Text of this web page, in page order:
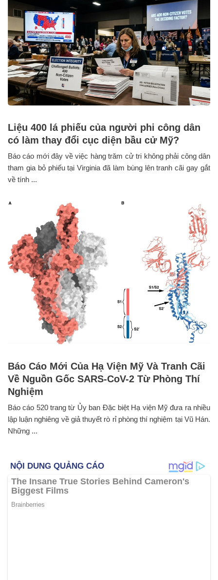
Liệu 400 lá phiếu của người phi công dân
có làm thay đổi cục diện bầu cử Mỹ?
Báo cáo mới đây về việc hàng trăm cử tri không phải công dân
tham gia bỏ phiếu tại Virginia đã làm bùng lên tranh cãi gay gắt
về tính ...
Báo Cáo Mới Của Hạ Viện Mỹ Và Tranh Cãi
Về Nguồn Gốc SARS-CoV-2 Từ Phòng Thí
Nghiệm
Báo cáo 520 trang từ Ủy ban Đặc biệt Hạ viện Mỹ đưa ra nhiều
lập luận nghiêng về giả thuyết rò rỉ phòng thí nghiệm tại Vũ Hán.
Những ...